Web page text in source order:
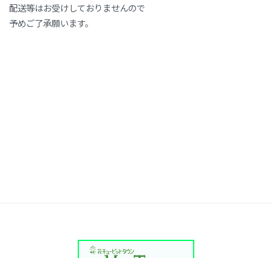
配送等はお受けしておりませんので
予めご了承願います。